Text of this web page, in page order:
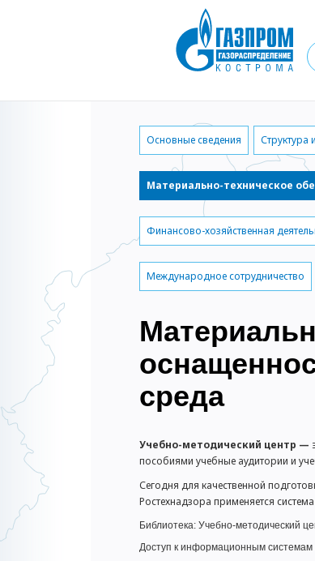
Основные сведения Структура
Материально-техническое
Финансово-хозяйственная
Международное сотрудничество
среда
Учебно-методический центр —
пособиями учебные аудитории и
Сегодня для качественной
Ростехнадзора применяется
Библиотека: Учебно-методический
Доступ к информационным системам